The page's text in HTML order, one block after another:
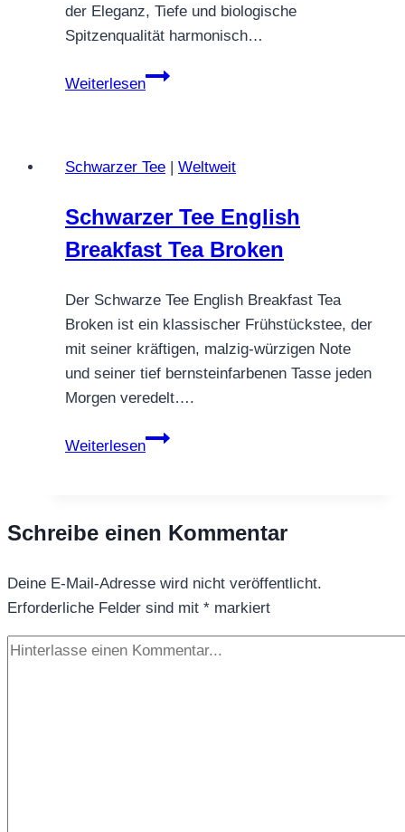
der Eleganz, Tiefe und biologische
Spitzenqualität harmonisch…
Weiterlesen
Assam
Schwarzer Tee | Weltweit
Schwarzer Tee English
Breakfast Tea Broken
Der Schwarze Tee English Breakfast Tea
Broken ist ein klassischer Frühstückstee, der
mit seiner kräftigen, malzig‑würzigen Note
und seiner tief bernsteinfarbenen Tasse jeden
Morgen veredelt….
Weiterlesen
Schwarzer
Tea
Schreibe einen Kommentar
Deine E-Mail-Adresse wird nicht veröffentlicht.
Erforderliche Felder sind mit * markiert